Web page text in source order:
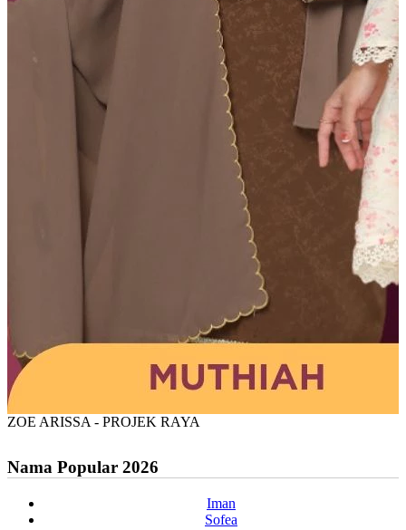
ZOE ARISSA - PROJEK RAYA
Nama Popular 2026
Iman
Sofea